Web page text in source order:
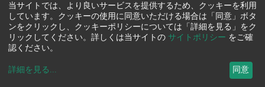
当サイトでは、より良いサービスを提供するため、クッキーを利用
しています。クッキーの使用に同意いただける場合は「同意」ボタ
ンをクリックし、クッキーポリシーについては「詳細を見る」をク
リックしてください。詳しくは当サイトの サイトポリシー をご確
認ください。
詳細を見る ... 同意